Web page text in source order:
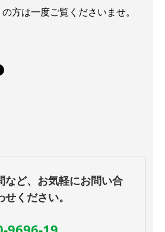
方は一度ご覧くださいませ。
など、お気軽にお問い合
せください。